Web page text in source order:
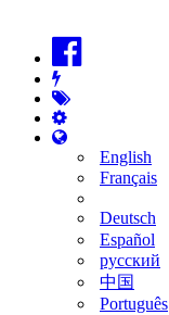
English
Français
Deutsch
Español
русский
中国
Português